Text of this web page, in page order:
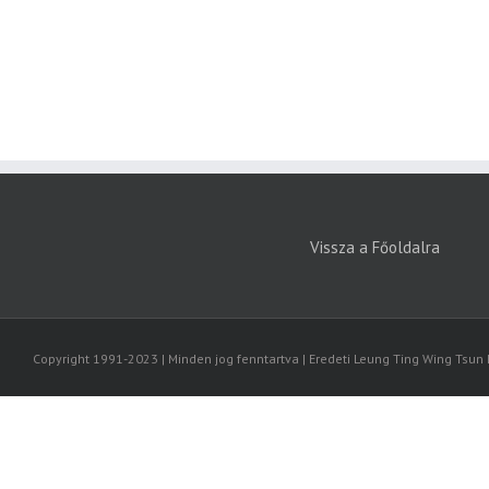
Vissza a Főoldalra
Copyright 1991-2023 | Minden jog fenntartva | Eredeti Leung Ting Wing Tsun